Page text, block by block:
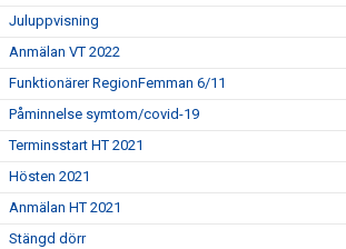
Juluppvisning
Anmälan VT 2022
Funktionärer RegionFemman 6/11
Påminnelse symtom/covid-19
Terminsstart HT 2021
Hösten 2021
Anmälan HT 2021
Stängd dörr